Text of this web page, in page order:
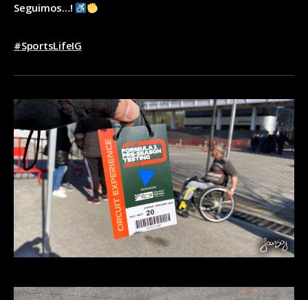
Seguimos…!
#SportsLifeIG